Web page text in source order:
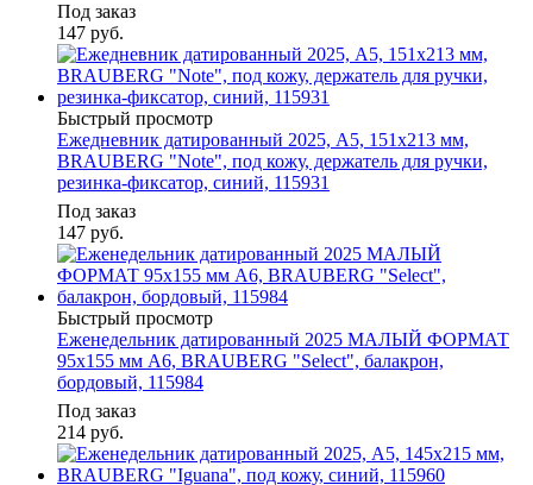
Под заказ
147 руб.
Быстрый просмотр
Ежедневник датированный 2025, А5, 151х213 мм,
BRAUBERG "Note", под кожу, держатель для ручки,
резинка-фиксатор, синий, 115931
Под заказ
147 руб.
Быстрый просмотр
Еженедельник датированный 2025 МАЛЫЙ ФОРМАТ
95х155 мм А6, BRAUBERG "Select", балакрон,
бордовый, 115984
Под заказ
214 руб.